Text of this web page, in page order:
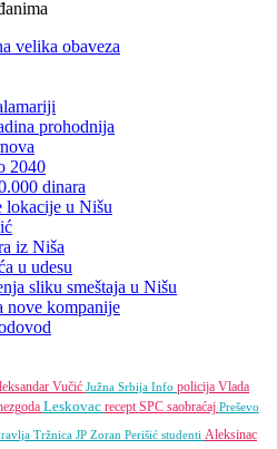
velika obaveza
prohodnija
2040
dinara
lokacije u Nišu
iz Niša
u udesu
sliku smeštaja u Nišu
nove kompanije
Vučić Južna Srbija Info policija Vlada
Leskovac receptSPC saobraćaj Preševo
Tržnica JP Zoran Perišić studenti Aleksinac